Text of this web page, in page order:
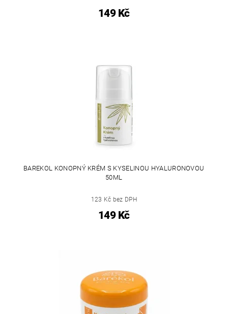
149 Kč
BAREKOL KONOPNÝ KRÉM S KYSELINOU HYALURONOVOU
50ML
123 Kč bez DPH
149 Kč